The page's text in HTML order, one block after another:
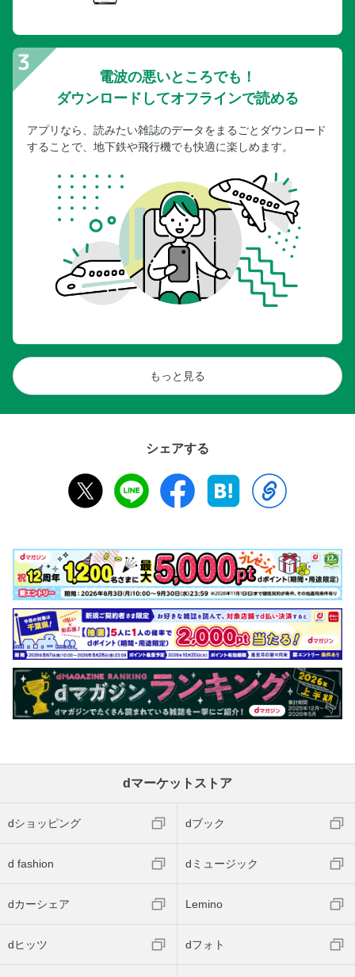
04 陶芸家が集るやちむんの里でわくわくショッピング！
05 手作り体験で思い出もおみやげに！
沖縄美ら海水族館周辺 01 フクギ並木の中を水牛車に乗
ってとことこお散歩
02 フクギ並木周辺を120％楽しむ♪
03 車でアクセス可能な絶景の離島へトリップ
05 海ビューor森ビュー？本部の人気カフェで休憩タイム
06 沖縄そばの激戦区本部そば街道ではしご！／07 港か
ら30分の伊江島へ日帰りショートトリップ
やんばる 01 奇岩・巨岩がひしめく絶景パワスポを踏
02 沖縄イチの秘境をトレッキング！
03 沖縄最北部の景勝地で雄大な自然を満喫する
ハレ旅INDEX
BOOK IN BOOK OKINAWA COMPLETE MAP 【方言＆グ
電波の悪いところでも！
ダウンロードしてオフラインで読める
アプリなら、読みたい雑誌のデータをまるごとダウンロード
することで、地下鉄や飛行機でも快適に楽しめます。
もっと見る
シェアする
dマーケットストア
dショッピング dブック
d fashion dミュージック
dカーシェア Lemino
dヒッツ dフォト